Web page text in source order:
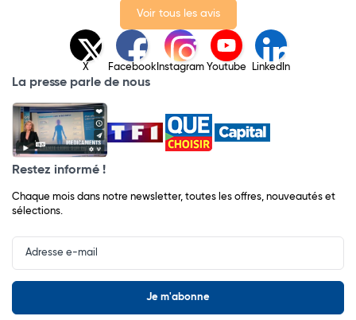
Voir tous les avis
X Facebook Instagram Youtube LinkedIn
La presse parle de nous
Restez informé !
Chaque mois dans notre newsletter, toutes les offres, nouveautés et
sélections.
Input
Newsletter